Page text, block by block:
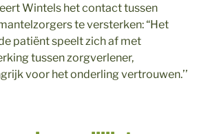
Wintels het contact tussen
te versterken: “Het
patiënt speelt zich af met
tussen zorgverlener,
voor het onderling vertrouwen.’’